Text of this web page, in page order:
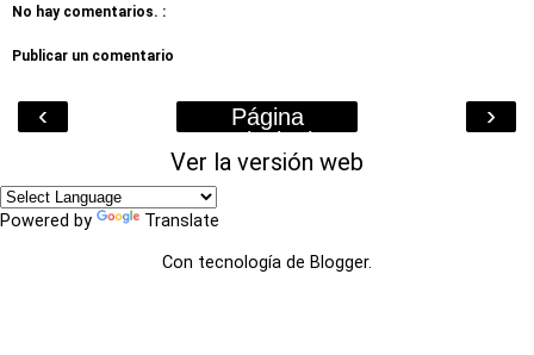
No hay comentarios. :
Publicar un comentario
‹ ›
Página
Principal
Ver la versión web
Powered by Translate
Con tecnología de Blogger.